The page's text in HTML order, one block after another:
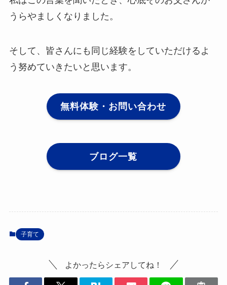
うらやましくなりました。
そして、皆さんにも同じ経験をしていただけるよ
う努めていきたいと思います。
無料体験・お問い合わせ
ブログ一覧
子育て
よかったらシェアしてね！